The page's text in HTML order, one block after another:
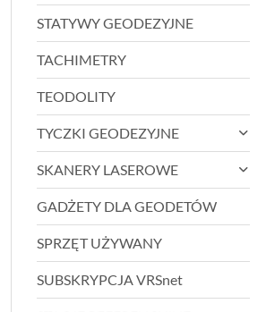
STATYWY GEODEZYJNE
TACHIMETRY
TEODOLITY
TYCZKI GEODEZYJNE
SKANERY LASEROWE
GADŻETY DLA GEODETÓW
SPRZĘT UŻYWANY
SUBSKRYPCJA VRSnet